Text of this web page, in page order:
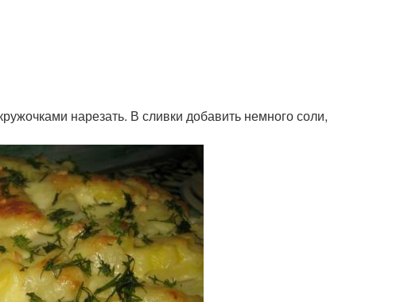
нарезать. В сливки добавить немного соли,